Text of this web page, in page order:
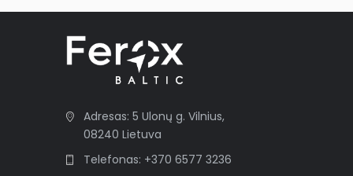
Adresas: 5 Ulonų g. Vilnius,
08240 Lietuva
Telefonas: +370 6577 3236